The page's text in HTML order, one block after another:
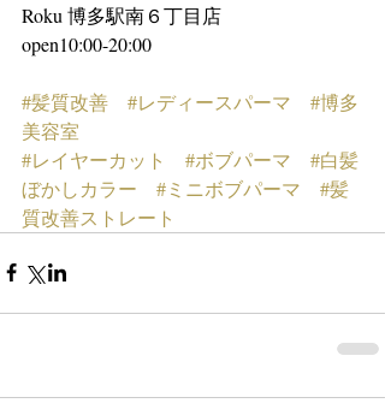
Roku 博多駅南６丁目店
open10:00-20:00
#髪質改善 #レディースパーマ
#博多
美容室
#レイヤーカット
#ボブパーマ
#白髪
ぼかしカラー
#ミニボブパーマ
#髪
質改善ストレート